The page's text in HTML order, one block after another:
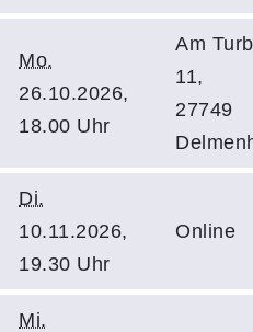
Mo.
26.10.2026,
18.00 Uhr
Am
11,
27749
Di.
10.11.2026,
19.30 Uhr
Online
Mi.